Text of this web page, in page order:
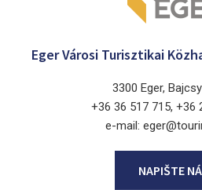
Eger Városi Turisztikai
3300 Eger,
+36 36 517 715, +36
e-mail:
NAPIŠTE